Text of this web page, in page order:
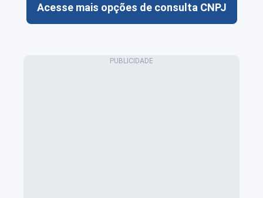
Acesse mais opções de consulta CNPJ